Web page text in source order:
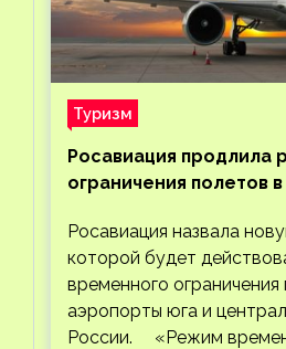
Туризм
Росавиация продлила
ограничения полетов
Росавиация назвала
которой будет
временного ограничения
аэропорты юга и
России. «Режим